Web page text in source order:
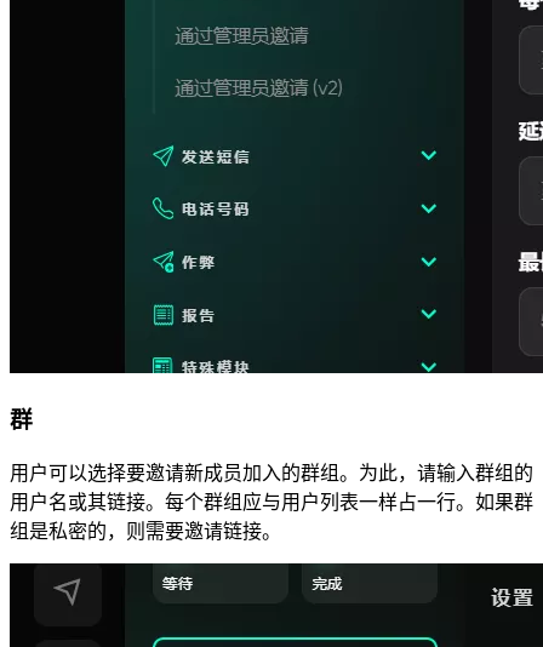
群
用户可以选择要邀请新成员加入的群组。为此，请输入群组的
用户名或其链接。每个群组应与用户列表一样占一行。如果群
组是私密的，则需要邀请链接。